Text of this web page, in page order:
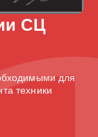
СЦ
для
техники